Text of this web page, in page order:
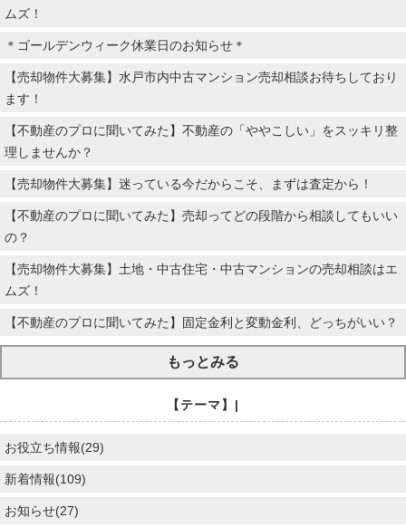
ムズ！
＊ゴールデンウィーク休業日のお知らせ＊
【売却物件大募集】水戸市内中古マンション売却相談お待ちしており
ます！
【不動産のプロに聞いてみた】不動産の「ややこしい」をスッキリ整
理しませんか？
【売却物件大募集】迷っている今だからこそ、まずは査定から！
【不動産のプロに聞いてみた】売却ってどの段階から相談してもいい
の？
【売却物件大募集】土地・中古住宅・中古マンションの売却相談はエ
ムズ！
【不動産のプロに聞いてみた】固定金利と変動金利、どっちがいい？
もっとみる
【テーマ】|
お役立ち情報(29)
新着情報(109)
お知らせ(27)